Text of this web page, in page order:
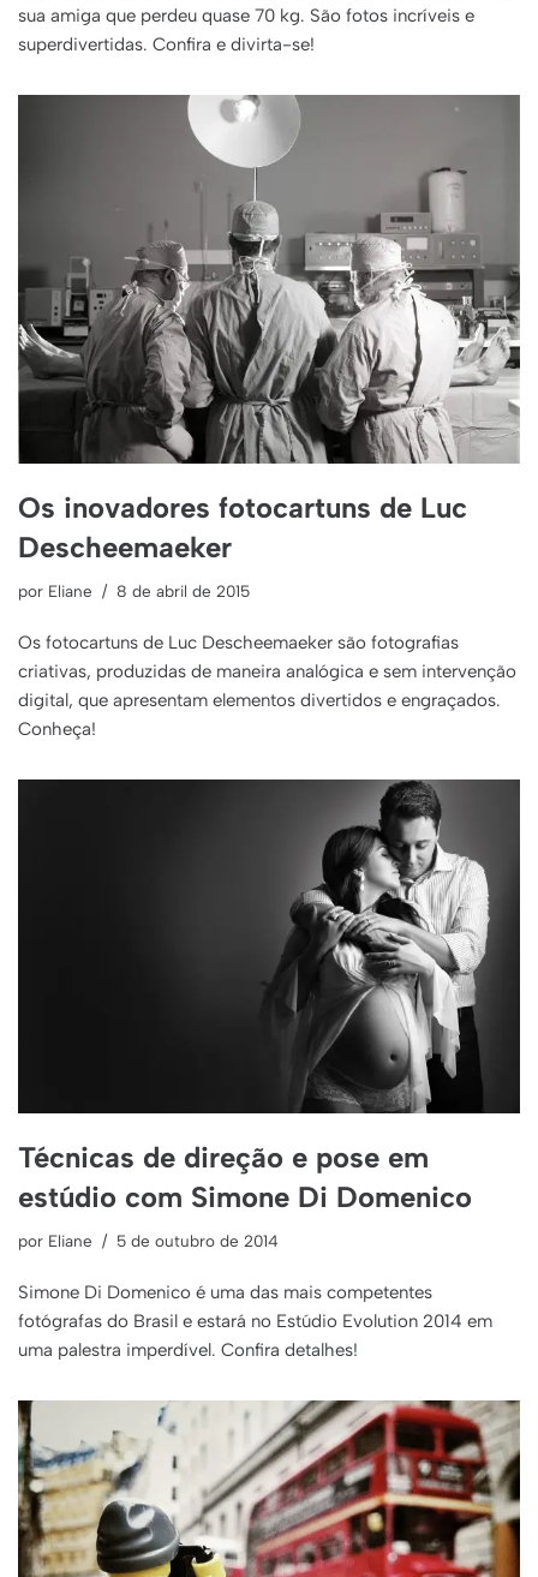
sua amiga que perdeu quase 70 kg. São fotos incríveis e
superdivertidas. Confira e divirta-se!
Os inovadores fotocartuns de Luc
Descheemaeker
por Eliane 8 de abril de 2015
Os fotocartuns de Luc Descheemaeker são fotografias
criativas, produzidas de maneira analógica e sem intervenção
digital, que apresentam elementos divertidos e engraçados.
Conheça!
Técnicas de direção e pose em
estúdio com Simone Di Domenico
por Eliane 5 de outubro de 2014
Simone Di Domenico é uma das mais competentes
fotógrafas do Brasil e estará no Estúdio Evolution 2014 em
uma palestra imperdível. Confira detalhes!